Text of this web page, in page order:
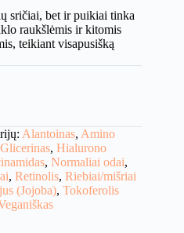
sričiai, bet ir puikiai tinka
raukšlėmis ir kitomis
teikiant visapusišką
Alantoinas, Amino
Glicerinas, Hialurono
, Normaliai odai,
, Retinolis, Riebiai/mišriai
(Jojoba), Tokoferolis